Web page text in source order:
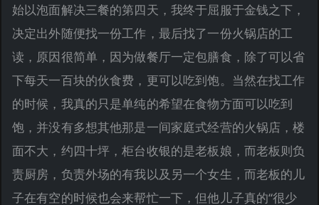
始以泡面解决三餐的第四天，我终于屈服于金钱之下，
决定出外随便找一份工作，最后找了一份火锅店的工
读，原因很简单，因为做餐厅一定包膳食，除了可以省
下每天一百块的伙食费，更可以吃到饱。当然在找工作
的时候，我真的只是单纯的希望在食物方面可以吃到
饱，并没有多想其他那是一间家庭式经营的火锅店，楼
面不大，约四十坪，柜台收银的是老板娘，而老板则负
责厨房，负责外场的有我以及另一个女生，而老板的儿
子在有空的时候也会来帮忙一下，但他儿子真的“很少